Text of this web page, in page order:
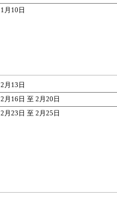
1月10日
2月13日
2月16日 至 2月20日
2月23日 至 2月25日